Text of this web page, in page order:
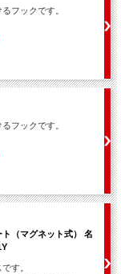
フックです。
フックです。
（マグネット式） 名
す。